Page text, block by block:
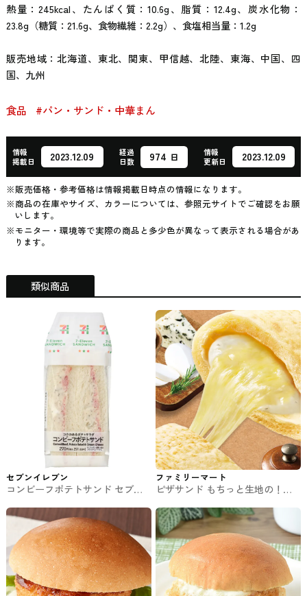
熱量：245kcal、たんぱく質：10.6g、脂質：12.4g、炭水化物：
23.8g（糖質：21.6g、食物繊維：2.2g）、食塩相当量：1.2g
販売地域：北海道、東北、関東、甲信越、北陸、東海、中国、四
国、九州
食品 #パン・サンド・中華まん
情報
掲載日
2023.12.09
経過
日数
974 日
情報
更新日
2023.12.09
※販売価格・参考価格は情報掲載日時点の情報になります。
※商品の在庫やサイズ、カラーについては、参照元サイトでご確認をお願
いします。
※モニター・環境等で実際の商品と多少色が異なって表示される場合があ
ります。
類似商品
セブンイレブン
コンビーフポテトサンド セブン
ファミリーマート
ピザサンド もちっと生地の！ク
パン・サンド